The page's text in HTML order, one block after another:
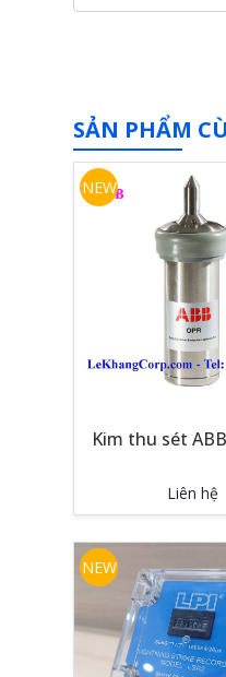
SẢN PHẨM
NEW
Kim thu sét
Liên hệ
NEW